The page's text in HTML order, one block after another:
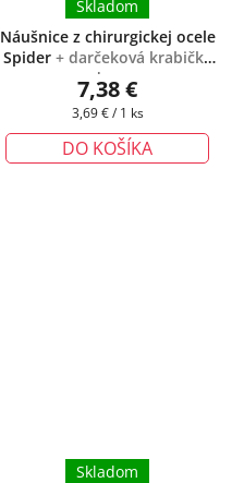
Náušnice z chirurgickej ocele
Spider + darčeková krabička
zadarmo
Skladom
7,38 €
Jednotková
3,69 € / 1 ks
DO KOŠÍKA
Skladom